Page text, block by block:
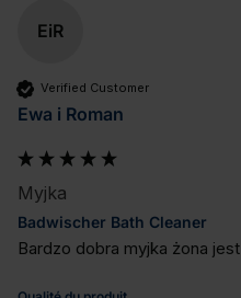
EiR
Verified Customer
Ewa i Roman
Myjka
Badwischer Bath Cleaner
Bardzo dobra myjka żona